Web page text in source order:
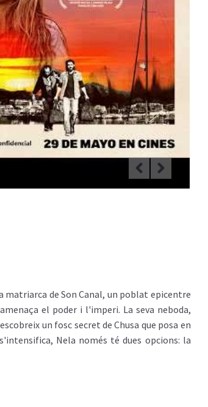
matriarca de Son Canal, un poblat epicentre
el poder i l'imperi. La seva neboda,
un fosc secret de Chusa que posa en
Nela només té dues opcions: la